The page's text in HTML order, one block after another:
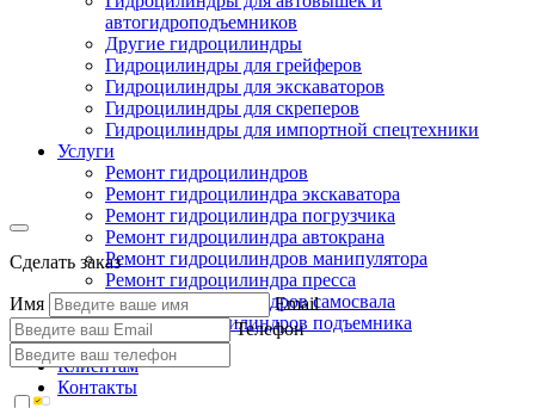
автогидроподъемников
Другие гидроцилиндры
Гидроцилиндры для грейферов
Гидроцилиндры для экскаваторов
Гидроцилиндры для скреперов
Гидроцилиндры для импортной спецтехники
Услуги
Ремонт гидроцилиндров
Ремонт гидроцилиндра экскаватора
Ремонт гидроцилиндра погрузчика
Ремонт гидроцилиндра автокрана
Ремонт гидроцилиндров манипулятора
Ремонт гидроцилиндра пресса
Ремонт гидроцилиндров самосвала
Ремонт гидроцилиндров подъемника
Производство
Клиентам
Контакты
Сделать заказ
Имя
Email
Телефон